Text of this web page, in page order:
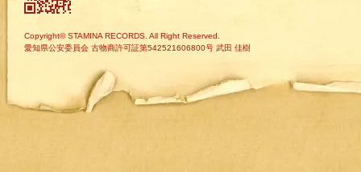
Copyright© STAMINA RECORDS. All Right Reserved.
愛知県公安委員会 古物商許可証第542521606800号 武田 佳樹